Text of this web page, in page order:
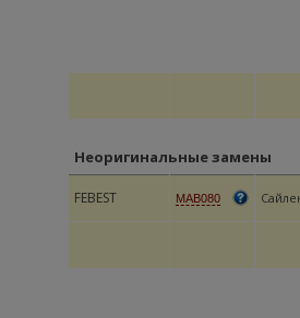
Неоригинальные замены
FEBEST MAB080